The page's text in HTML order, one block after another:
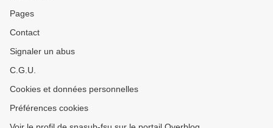
Pages
Contact
Signaler un abus
C.G.U.
Cookies et données personnelles
Préférences cookies